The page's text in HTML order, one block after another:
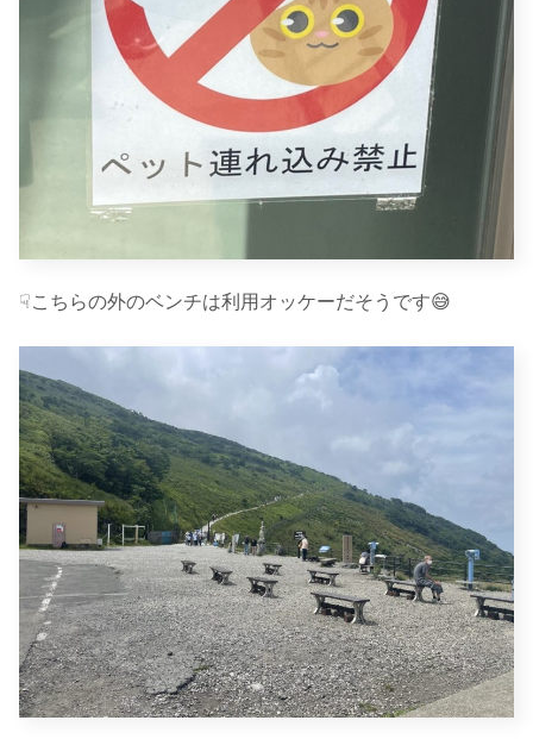
☟こちらの外のベンチは利用オッケーだそうです😅